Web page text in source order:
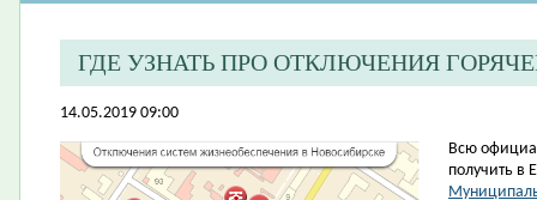
ГДЕ УЗНАТЬ ПРО ОТКЛЮЧЕНИЯ
14.05.2019 09:00
​Всю
получить в